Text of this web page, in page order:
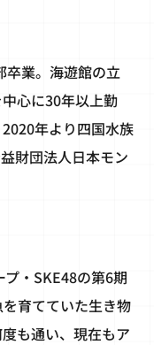
卒業。海遊館の立
心に30年以上勤
年より四国水族
財団法人日本モン
・SKE48の第6期
育てていた生き物
も通い、現在もア